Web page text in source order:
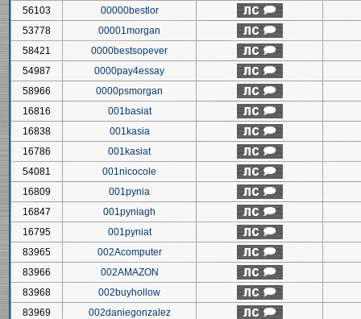
56103
00000bestlor
53778
00001morgan
58421
0000bestsopever
54987
0000pay4essay
58966
0000psmorgan
16816
001basiat
16838
001kasia
16786
001kasiat
54081
001nicocole
16809
001pynia
16847
001pyniagh
16795
001pyniat
83965
002Acomputer
83966
002AMAZON
83968
002buyhollow
83969
002daniegonzalez